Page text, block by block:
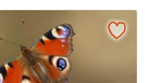
hat abgestimmt: Das
Das Tagpfauenauge ist